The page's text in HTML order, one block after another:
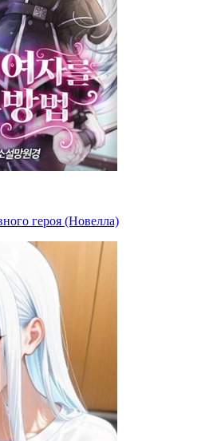
героя (Новелла)